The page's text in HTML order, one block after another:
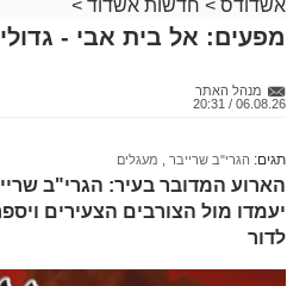
אשדודס > חדשות אשדוד >
מפעים: אל בית אבי -
מנהל האתר
06.08.26 / 20:31
תגים: הגרי"ב שרייבר מעגלים
הארוע המדובר בעיר: הגרי"ב
יעמדו מול הצורבים הצעירים
לדור